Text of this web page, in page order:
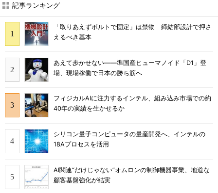
記事ランキング
「取りあえずボルトで固定」は禁物 締結部設計で押さ
えるべき基本
あえて歩かせない――準国産ヒューマノイド「D1」登
場、現場稼働で日本の勝ち筋へ
フィジカルAIに注力するインテル、組み込み市場での約
40年の実績を生かせるか
シリコン量子コンピュータの量産開発へ、インテルの
18Aプロセスを活用
AI関連“だけじゃない”オムロンの制御機器事業、地道な
顧客基盤強化が結実